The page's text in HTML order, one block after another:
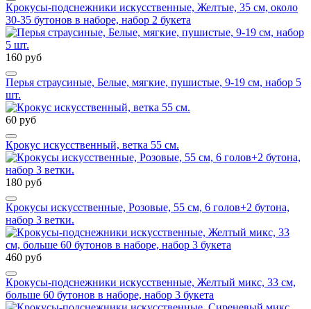
Крокусы-подснежники искусственные, Желтые, 35 см, около
30-35 бутонов в наборе, набор 2 букета
160 руб
Перья страусиные, Белые, мягкие, пушистые, 9-19 см, набор 5
шт.
60 руб
Крокус искусственный, ветка 55 см.
180 руб
Крокусы искусственные, Розовые, 55 см, 6 голов+2 бутона,
набор 3 ветки.
460 руб
Крокусы-подснежники искусственные, Желтый микс, 33 см,
больше 60 бутонов в наборе, набор 3 букета